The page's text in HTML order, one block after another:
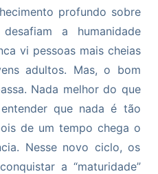
profundo sobre
a humanidade
vi pessoas mais cheias
adultos. Mas, o bom
Nada melhor do que
que nada é tão
de um tempo chega o
Nesse novo ciclo, os
a “maturidade”